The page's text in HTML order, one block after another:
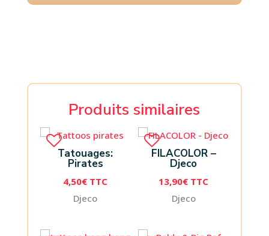
Produits similaires
Tatouages:
Pirates
4,50€ TTC
Djeco
FILACOLOR –
Djeco
13,90€ TTC
Djeco